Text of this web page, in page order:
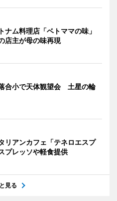
ナム料理店「ベトママの味」
店主が母の味再現
合小で天体観望会 土星の輪
リアンカフェ「テネロエスプ
プレッソや軽食提供
見る